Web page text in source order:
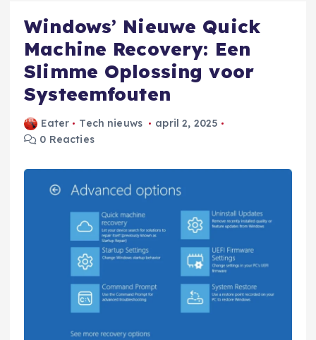
Windows’ Nieuwe Quick
Machine Recovery: Een
Slimme Oplossing voor
Systeemfouten
Eater Tech nieuws
april 2, 2025
0 Reacties